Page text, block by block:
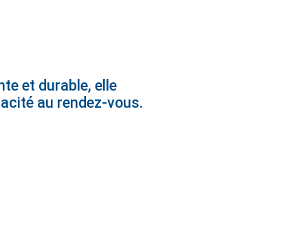
et durable, elle
au rendez-vous.